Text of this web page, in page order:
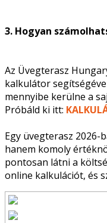
3. Hogyan
Az Üvegterasz
kalkulátor
mennyibe kerülne a
Próbáld ki itt:
Egy üvegterasz 2026-
hanem komoly
pontosan látni a
online kalkulációt, és